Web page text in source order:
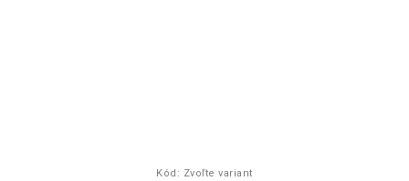
Kód: Zvoľte variant